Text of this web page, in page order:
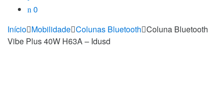
0
Início Mobilidade Colunas Bluetooth Coluna Bluetooth
Vibe Plus 40W H63A – Idusd